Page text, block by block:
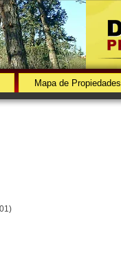
Mapa de Propiedades